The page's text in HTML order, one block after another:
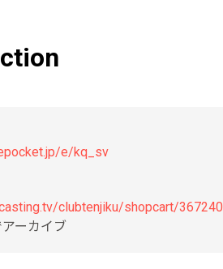
e/kq_sv
clubtenjiku/shopcart/367240
ーカイブ